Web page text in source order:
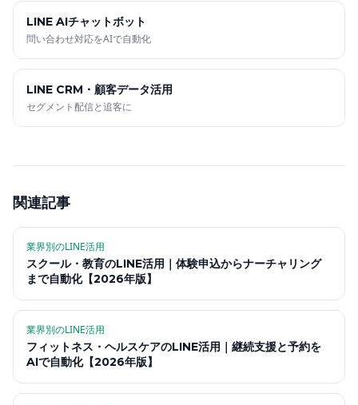
LINE AIチャットボット
問い合わせ対応をAIで自動化
LINE CRM・顧客データ活用
セグメント配信と追客に
関連記事
業界別のLINE活用
スクール・教育のLINE活用｜体験申込からナーチャリング
まで自動化【2026年版】
業界別のLINE活用
フィットネス・ヘルスケアのLINE活用｜継続支援と予約を
AIで自動化【2026年版】